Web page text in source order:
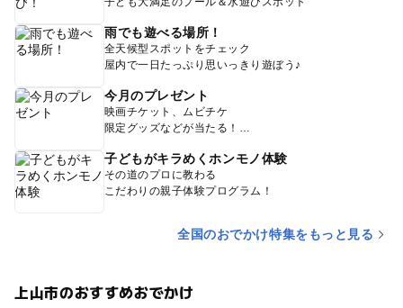
雨でも遊べる場所！
全天候型スポットをチェック
屋内で一日たっぷり思いっきり遊ぼう♪
今月のプレゼント
映画チケット、ムビチケ
限定グッズなどが当たる！
子どもがキラめくホンモノ体験
その道のプロに教わる
こだわりの親子体験プログラム！
全国のおでかけ特集をもっと見る
上山市のおすすめおでかけ